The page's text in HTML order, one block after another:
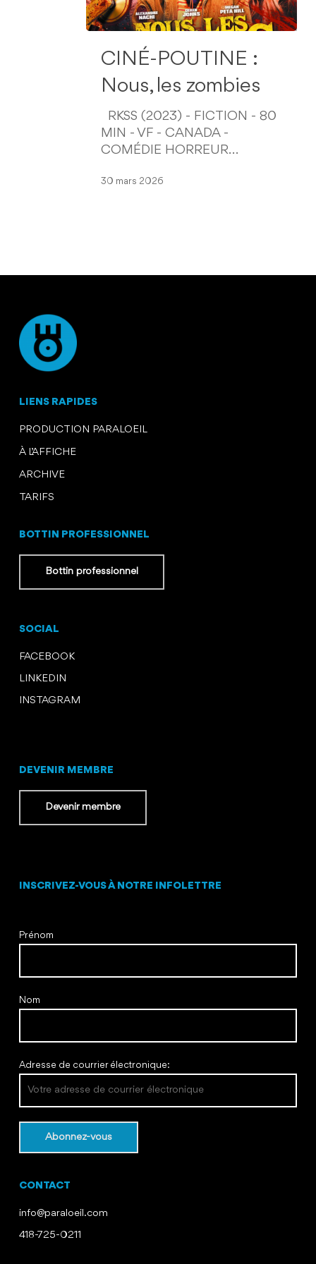
POUTINE
Nous,
zombies
CINÉ-POUTINE :
Nous, les zombies
RKSS (2023) - FICTION - 80
MIN - VF - CANADA -
COMÉDIE HORREUR…
30 mars 2026
LIENS RAPIDES
PRODUCTION PARALOEIL
À L’AFFICHE
ARCHIVE
TARIFS
BOTTIN PROFESSIONNEL
Bottin professionnel
SOCIAL
FACEBOOK
LINKEDIN
INSTAGRAM
DEVENIR MEMBRE
Devenir membre
INSCRIVEZ-VOUS À NOTRE INFOLETTRE
Prénom
Nom
Adresse de courrier électronique:
CONTACT
info@paraloeil.com
418-725-0211